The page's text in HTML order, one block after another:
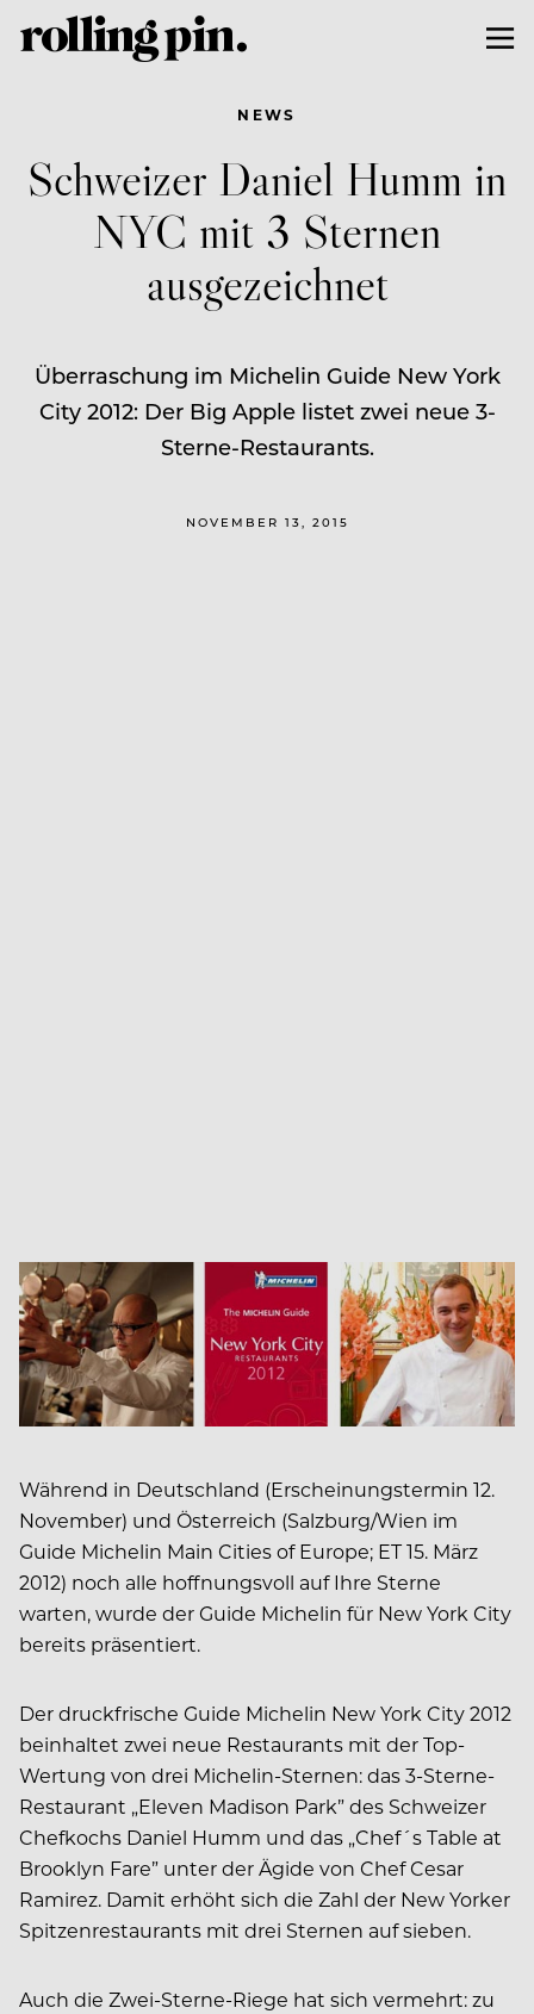
NEWS
Schweizer Daniel Humm in
NYC mit 3 Sternen
ausgezeichnet
Überraschung im Michelin Guide New York
City 2012: Der Big Apple listet zwei neue 3-
Sterne-Restaurants.
NOVEMBER 13, 2015
Während in Deutschland (Erscheinungstermin 12.
November) und Österreich (Salzburg/Wien im
Guide Michelin Main Cities of Europe; ET 15. März
2012) noch alle hoffnungsvoll auf Ihre Sterne
warten, wurde der Guide Michelin für New York City
bereits präsentiert.
Der druckfrische Guide Michelin New York City 2012
beinhaltet zwei neue Restaurants mit der Top-
Wertung von drei Michelin-Sternen: das 3-Sterne-
Restaurant „Eleven Madison Park” des Schweizer
Chefkochs Daniel Humm und das „Chef´s Table at
Brooklyn Fare” unter der Ägide von Chef Cesar
Ramirez. Damit erhöht sich die Zahl der New Yorker
Spitzenrestaurants mit drei Sternen auf sieben.
Auch die Zwei-Sterne-Riege hat sich vermehrt: zu